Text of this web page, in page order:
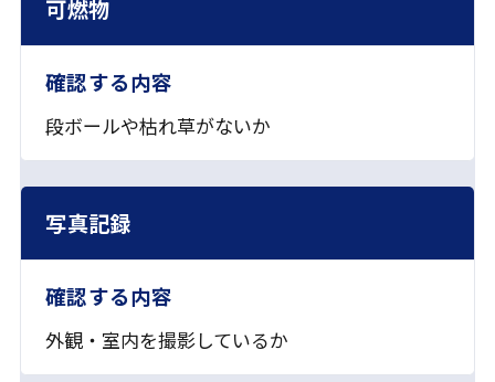
可燃物
段ボールや枯れ草がないか
写真記録
外観・室内を撮影しているか